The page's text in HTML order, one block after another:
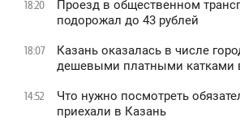
18:20
Проезд в общественном
подорожал до 43 рублей
18:07
Казань оказалась в числе
дешевыми платными катками
14:52
Что нужно посмотреть
приехали в Казань